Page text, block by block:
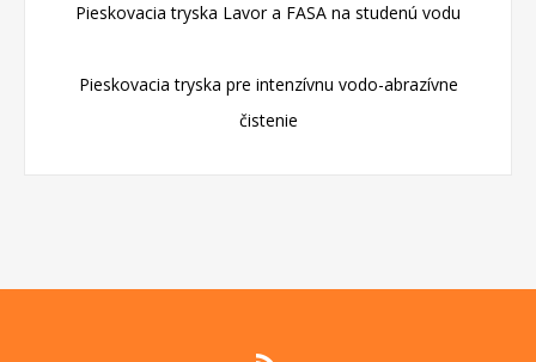
Pieskovacia tryska Lavor a FASA na studenú vodu
Pieskovacia tryska pre intenzívnu vodo-abrazívne
čistenie